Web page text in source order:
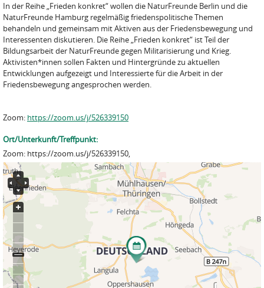
In der Reihe „Frieden konkret“ wollen die NaturFreunde Berlin und die
NaturFreunde Hamburg regelmäßig friedenspolitische Themen
behandeln und gemeinsam mit Aktiven aus der Friedensbewegung und
Interessenten diskutieren. Die Reihe „Frieden konkret“ ist Teil der
Bildungsarbeit der NaturFreunde gegen Militarisierung und Krieg.
Aktivisten*innen sollen Fakten und Hintergründe zu aktuellen
Entwicklungen aufgezeigt und Interessierte für die Arbeit in der
Friedensbewegung angesprochen werden.
Zoom: https://zoom.us/j/526339150
Ort/Unterkunft/Treffpunkt:
Zoom: https://zoom.us/j/526339150,